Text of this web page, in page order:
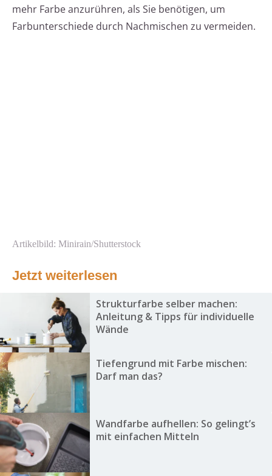
mehr Farbe anzurühren, als Sie benötigen, um
Farbunterschiede durch Nachmischen zu vermeiden.
Artikelbild: Minirain/Shutterstock
Jetzt weiterlesen
Strukturfarbe selber machen:
Anleitung & Tipps für individuelle
Wände
Tiefengrund mit Farbe mischen:
Darf man das?
Wandfarbe aufhellen: So gelingt’s
mit einfachen Mitteln